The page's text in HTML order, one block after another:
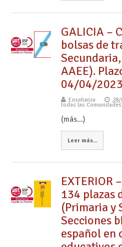
GALICIA –
bolsas de
AAEE).
04/04/
Enseñanza
todas las Comunidades
(más…)
Leer más...
EXTERIOR
134 plazas
(Primaria y
Secciones
español en